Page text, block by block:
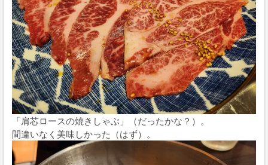
「肩芯ロースの焼きしゃぶ」（だったかな？）。
間違いなく美味しかった（はず）。